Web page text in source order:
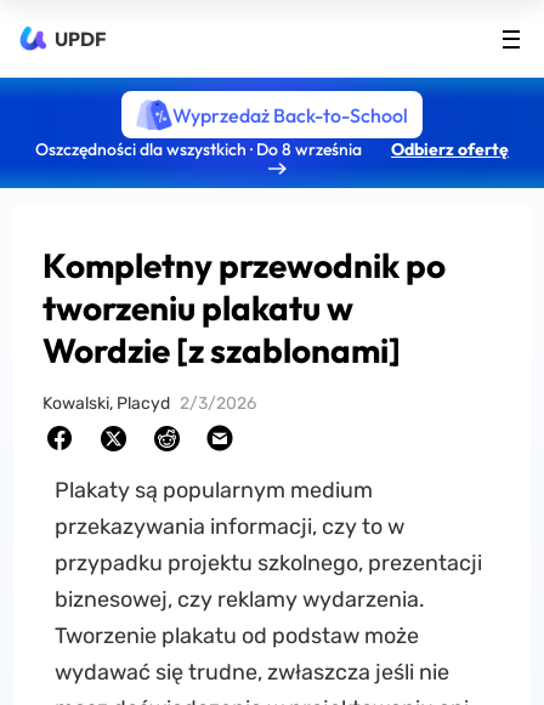
UPDF
Wyprzedaż Back-to-School
Oszczędności dla wszystkich · Do 8 września Odbierz ofertę
Kompletny przewodnik po
tworzeniu plakatu w
Wordzie [z szablonami]
Kowalski, Placyd 2/3/2026
Plakaty są popularnym medium
przekazywania informacji, czy to w
przypadku projektu szkolnego, prezentacji
biznesowej, czy reklamy wydarzenia.
Tworzenie plakatu od podstaw może
wydawać się trudne, zwłaszcza jeśli nie